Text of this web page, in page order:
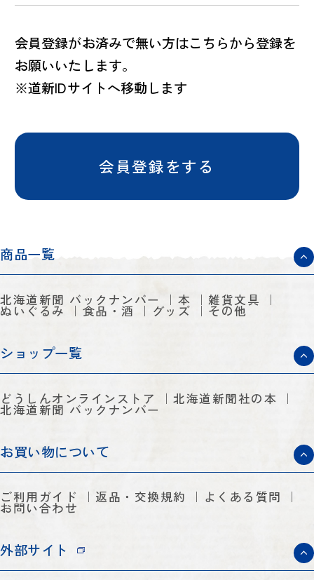
会員登録がお済みで無い方はこちらから登録を
お願いいたします。
※道新IDサイトへ移動します
会員登録をする
商品一覧
北海道新聞 バックナンバー 本 雑貨文具
ぬいぐるみ 食品・酒 グッズ その他
ショップ一覧
どうしんオンラインストア 北海道新聞社の本
北海道新聞 バックナンバー
お買い物について
ご利用ガイド 返品・交換規約 よくある質問
お問い合わせ
外部サイト